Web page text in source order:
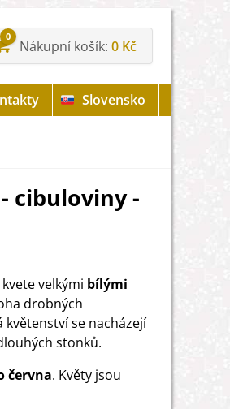
0
Nákupní košík 0 Kč
Slovensko
cibuloviny -
kvete velkými bílými
drobných
se nacházejí
stonků.
června. Květy jsou